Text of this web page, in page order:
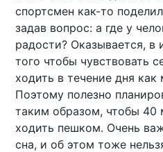
спортсмен как-то
задав вопрос: а где у
радости? Оказывается, в
того чтобы чувствовать
ходить в течение дня
Поэтому полезно
таким образом, чтобы 40
ходить пешком. Очень
сна, и об этом тоже